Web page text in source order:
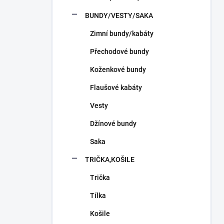
BUNDY/VESTY/SAKA
Zimní bundy/kabáty
Přechodové bundy
Koženkové bundy
Flaušové kabáty
Vesty
Džínové bundy
Saka
TRIČKA,KOŠILE
Trička
Tílka
Košile